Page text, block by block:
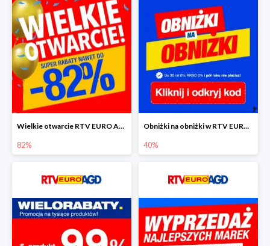
Wielkie otwarcie RTV EURO AGD - rabaty do -82%
82%
Obniżki na obniżki w RTV EURO AGD do -40%
40%